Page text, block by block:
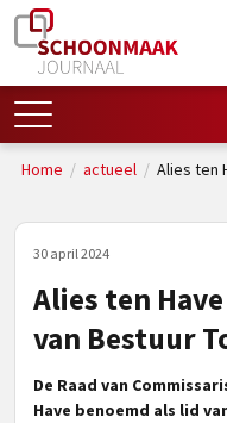
Home / actueel / Alies ten
30 april 2024
Alies ten
van Bestuur
De Raad van
Have benoemd als lid